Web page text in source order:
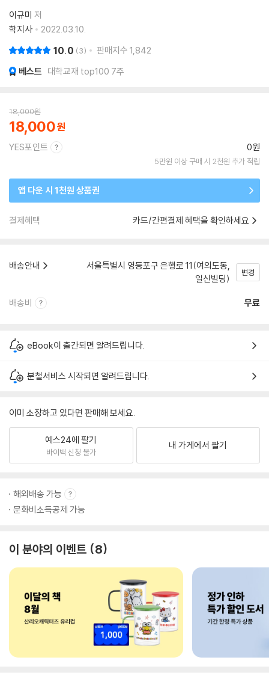
이규미 저
학지사
2022.03.10.
10.0 3 판매지수 1,842
베스트 대학교재 top100 7주
18,000원
18,000
YES포인트 0원
5만원 이상 구매 시 2천원 추가 적립
앱 다운 시 1천원 상품권
결제혜택 카드/간편결제 혜택을 확인하세요
배송안내
서울특별시 영등포구 은행로 11(여의도동,
일신빌딩)
변경
배송비 무료
eBook이 출간되면 알려드립니다.
분철서비스 시작되면 알려드립니다.
이미 소장하고 있다면 판매해 보세요.
예스24에 팔기
바이백 신청 불가
내 가게에서 팔기
해외배송 가능
문화비소득공제 가능
이 분야의 이벤트 8